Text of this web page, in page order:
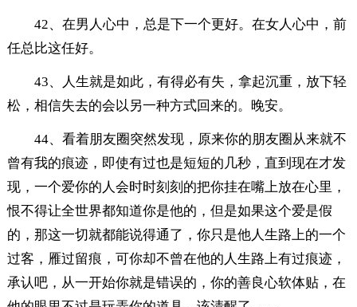
42、在男人心中，总是下一个更好。在女人心中，前
任总比这任好。
43、人生就是如此，有得必有失，拿起沉重，放下轻
松，相信失去的会以另一种方式回来的。晚安。
44、看着朋友圈突然发现，原来你的朋友圈从来就不
曾有我的痕迹，即使有过也是短短的几秒，直到现在才发
现，一个爱你的人会时时刻刻的把你挂在嘴上放在心里，
恨不得让全世界都知道你是他的，但是如果这个爱是假
的，那这一切就都能说得通了，你只是他人生路上的一个
过客，雁过留痕，可你却不曾在他的人生路上有过痕迹，
承认吧，从一开始你就是错误的，你的善良心软体贴，在